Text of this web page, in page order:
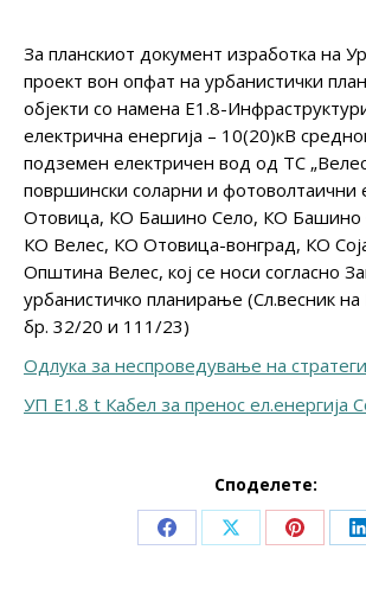
За планскиот документ изработка на
проект вон опфат на урбанистички
објекти со намена Е1.8-
електрична енергија – 10(20)кВ
подземен електричен вод од ТС
површински соларни и фотоволтаични
Отовица, КО Башино Село, КО Башино
КО Велес, КО Отовица-вонград, КО
Општина Велес, кoj се носи согласно
урбанистичко планирање (Сл.весник
бр. 32/20 и 111/23)
Одлука за неспроведување на
УП Е1.8 t Кабел за пренос ел.енергија
Споделете:
Share Share Share